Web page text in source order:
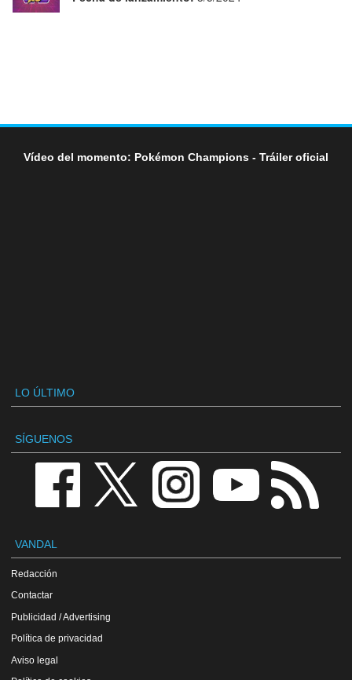
Vídeo del momento: Pokémon Champions - Tráiler oficial
LO ÚLTIMO
SÍGUENOS
VANDAL
Redacción
Contactar
Publicidad / Advertising
Política de privacidad
Aviso legal